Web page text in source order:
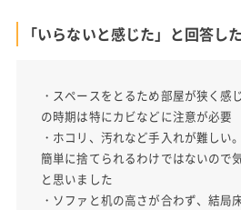
「いらないと感じた」と回答し
・スペースをとるため部屋が狭く感
の時期は特にカビなどに注意が必要
・ホコリ、汚れなど手入れが難しい
簡単に捨てられるわけではないので
と思いました
・ソファと机の高さが合わず、結局